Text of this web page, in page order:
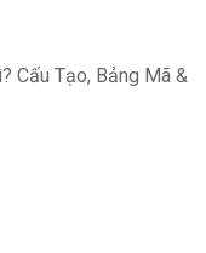
Cấu Tạo, Bảng Mã &